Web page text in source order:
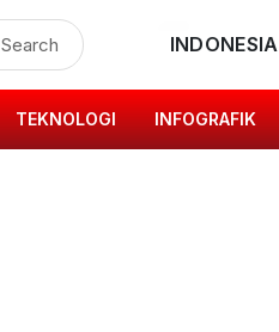
Search INDONESIA
TEKNOLOGI INFOGRAFIK